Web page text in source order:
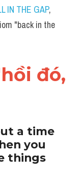
IN THE GAP,
"back in the
đó,
a time
you
things